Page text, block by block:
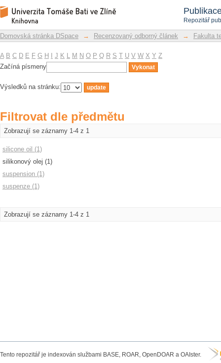
Repozitář
Filtrovat dle předmětu
Repozitář DSpace/Manakin
Domovská stránka DSpace → Recenzovaný odborný článek → Fakulta
A B C D E F G H J K L M N O P Q R S T U V W X Y Z
Začíná písmeny
Výsledků na stránku:
Filtrovat dle předmětu
Zobrazují se záznamy 1-4 z 1
silicone oil (1)
silikonový olej (1)
suspension (1)
suspenze (1)
Zobrazují se záznamy 1-4 z 1
Tento repozitář je indexován službami BASE, ROAR, OpenDOAR a OAIster.